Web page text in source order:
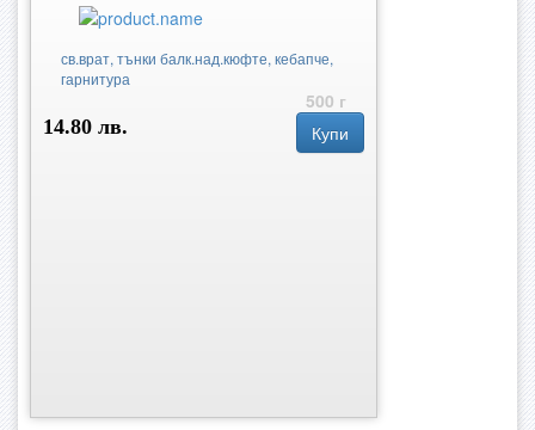
св.врат, тънки балк.над.кюфте, кебапче,
гарнитура
500 г
14.80 лв.
Купи